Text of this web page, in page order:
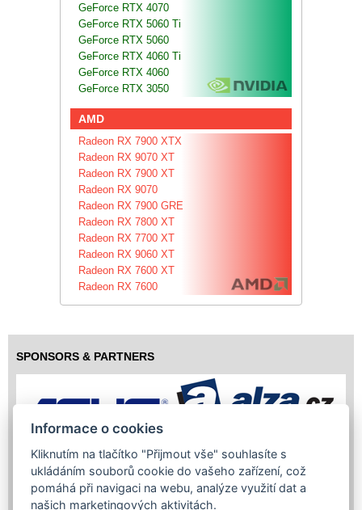
GeForce RTX 4070
GeForce RTX 5060 Ti
GeForce RTX 5060
GeForce RTX 4060 Ti
GeForce RTX 4060
GeForce RTX 3050
AMD
Radeon RX 7900 XTX
Radeon RX 9070 XT
Radeon RX 7900 XT
Radeon RX 9070
Radeon RX 7900 GRE
Radeon RX 7800 XT
Radeon RX 7700 XT
Radeon RX 9060 XT
Radeon RX 7600 XT
Radeon RX 7600
SPONSORS & PARTNERS
Informace o cookies
Kliknutím na tlačítko "Přijmout vše" souhlasíte s
ukládáním souborů cookie do vašeho zařízení, což
pomáhá při navigaci na webu, analýze využití dat a
našich marketingových aktivitách.